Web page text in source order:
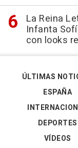
La Reina
Infanta
con looks
ÚLTIMAS
ESPAÑA
DEPORTES
VÍDEOS